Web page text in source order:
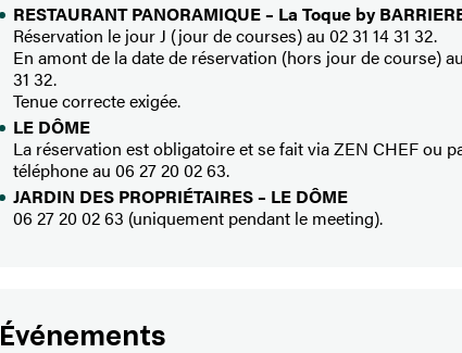
RESTAURANT PANORAMIQUE – La Toque by
Réservation le jour J (jour de courses) au 02 31 14 31 32.
En amont de la date de réservation (hors jour de course)
31 32.
Tenue correcte exigée.
LE DÔME
La réservation est obligatoire et se fait via ZEN CHEF ou
téléphone au 06 27 20 02 63.
JARDIN DES PROPRIÉTAIRES – LE DÔME
06 27 20 02 63 (uniquement pendant le meeting).
Événements